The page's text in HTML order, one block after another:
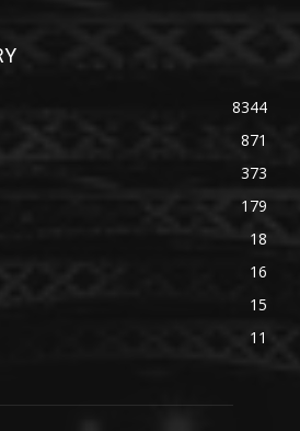
8344
871
373
179
18
16
15
11